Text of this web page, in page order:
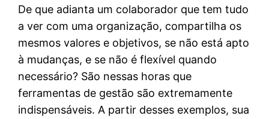
De que adianta um colaborador que tem tudo
a ver com uma organização, compartilha os
mesmos valores e objetivos, se não está apto
à mudanças, e se não é flexível quando
necessário? São nessas horas que
ferramentas de gestão são extremamente
indispensáveis. A partir desses exemplos, sua